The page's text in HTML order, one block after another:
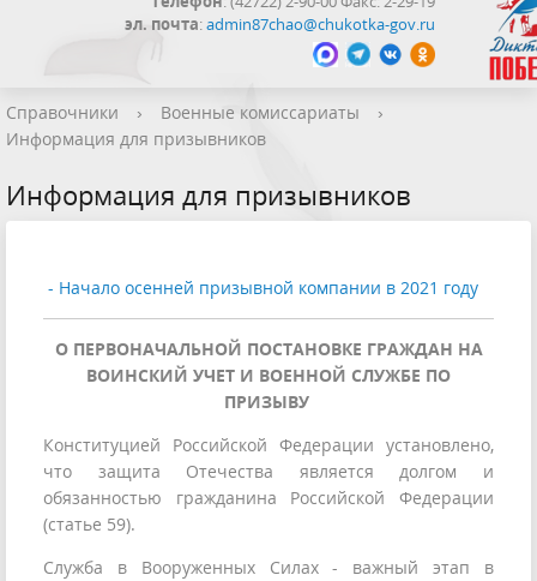
эл. почта:admin87chao@chukotka-gov.ru
Справочники › Военные комиссариаты
›
Информация для призывников
Информация для призывников
- Начало осенней призывной компании в 2021 году
О ПЕРВОНАЧАЛЬНОЙ ПОСТАНОВКЕ ГРАЖДАН НА
ВОИНСКИЙ УЧЕТ И ВОЕННОЙ СЛУЖБЕ ПО
ПРИЗЫВУ
Конституцией Российской Федерации установлено,
что защита Отечества является долгом и
обязанностью гражданина Российской Федерации
(статье 59).
Служба в Вооруженных Силах - важный этап в